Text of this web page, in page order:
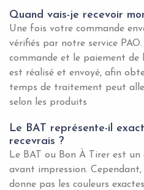
Quand vais-je recevoir
Une fois votre commande
vérifiés par notre service
commande et le paiement de
est réalisé et envoyé, afin
temps de traitement peut
selon les produits
Le BAT représente-il
recevrais ?
Le BAT ou Bon À Tirer est
avant impression.
donne pas les couleurs